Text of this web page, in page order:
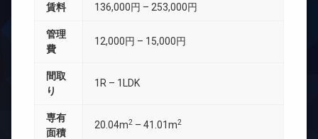
賃料 136,000円 – 253,000円
管理
費
12,000円 – 15,000円
間取
り
1R – 1LDK
専有
面積
20.04m2 – 41.01m2